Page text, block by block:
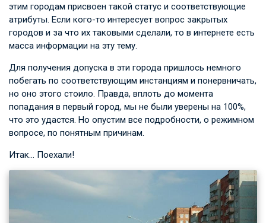
этим городам присвоен такой статус и соответствующие
атрибуты. Если кого-то интересует вопрос закрытых
городов и за что их таковыми сделали, то в интернете есть
масса информации на эту тему.
Для получения допуска в эти города пришлось немного
побегать по соответствующим инстанциям и понервничать,
но оно этого стоило. Правда, вплоть до момента
попадания в первый город, мы не были уверены на 100%,
что это удастся. Но опустим все подробности, о режимном
вопросе, по понятным причинам.
Итак… Поехали!